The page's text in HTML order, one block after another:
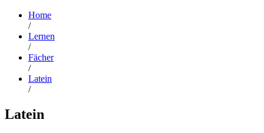
Home
/
Lernen
/
Fächer
/
Latein
/
Latein